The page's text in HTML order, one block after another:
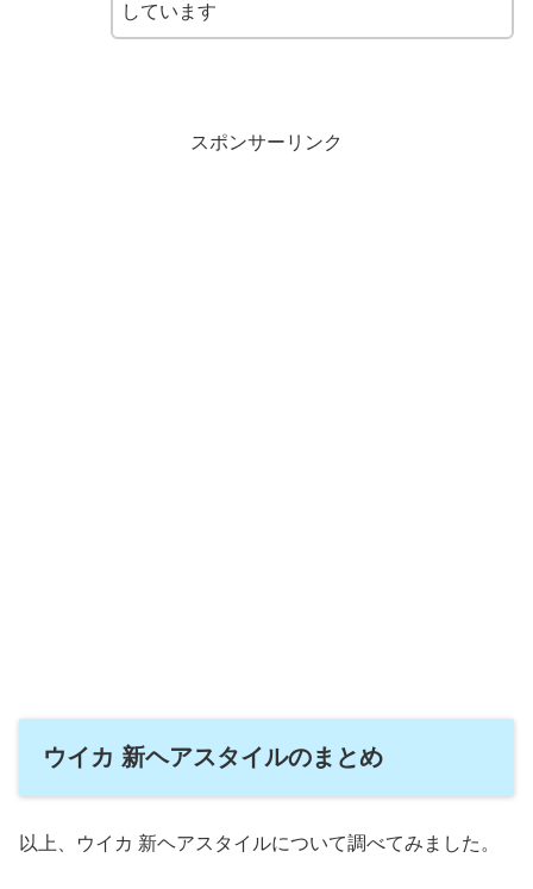
しています
スポンサーリンク
ウイカ 新ヘアスタイルのまとめ
以上、ウイカ 新ヘアスタイルについて調べてみました。